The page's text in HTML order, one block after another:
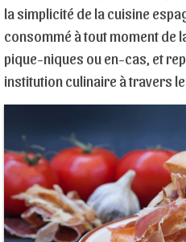
la simplicité de la cuisine
consommé à tout moment de
pique-niques ou en-cas, et
institution culinaire à travers le